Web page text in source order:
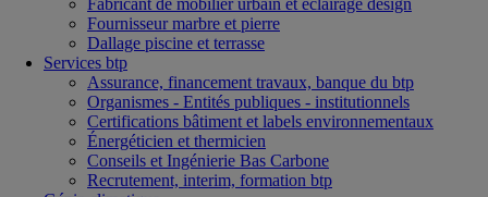
Fabricant de mobilier urbain et éclairage design
Fournisseur marbre et pierre
Dallage piscine et terrasse
Services btp
Assurance, financement travaux, banque du btp
Organismes - Entités publiques - institutionnels
Certifications bâtiment et labels environnementaux
Énergéticien et thermicien
Conseils et Ingénierie Bas Carbone
Recrutement, interim, formation btp